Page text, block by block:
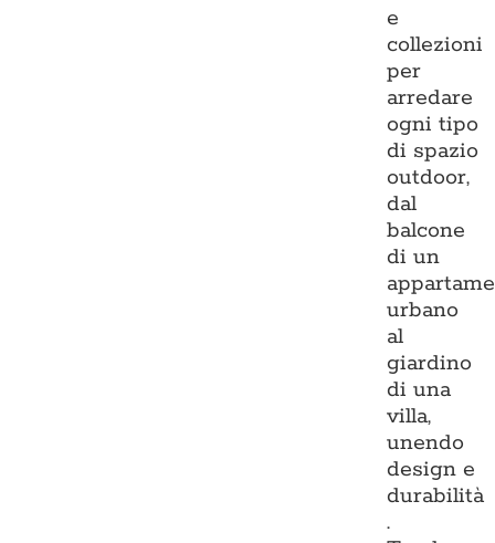
e
collezioni
per
arredare
ogni tipo
di spazio
outdoor,
dal
balcone
di un
urbano
al
giardino
di una
villa,
unendo
design e
durabilità
.